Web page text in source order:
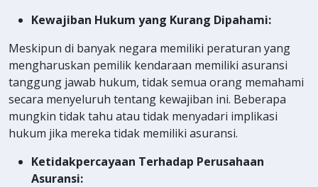
Kewajiban Hukum yang Kurang Dipahami:
Meskipun di banyak negara memiliki peraturan yang
mengharuskan pemilik kendaraan memiliki asuransi
tanggung jawab hukum, tidak semua orang memahami
secara menyeluruh tentang kewajiban ini. Beberapa
mungkin tidak tahu atau tidak menyadari implikasi
hukum jika mereka tidak memiliki asuransi.
Ketidakpercayaan Terhadap Perusahaan
Asuransi: